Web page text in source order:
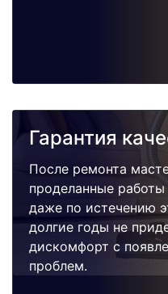
Гарантия
После ремонта
проделанные
даже по истечению
долгие годы не
дискомфорт с
проблем.